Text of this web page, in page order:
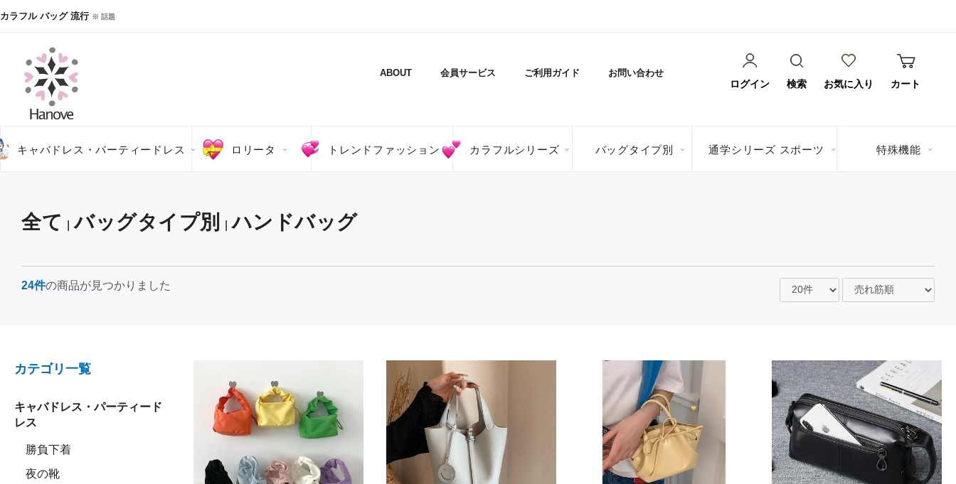
カラフル バッグ 流行 ※ 話題
ABOUT 会員サービス ご利用ガイド お問い合わせ
ログイン 検索 お気に入り カート
キャバドレス・パーティードレス ロリータ トレンドファッション カラフルシリーズ バッグタイプ別 通学シリーズ スポーツ 特殊機能
全て バッグタイプ別 ハンドバッグ
24件の商品が見つかりました
カテゴリ一覧
キャバドレス・パーティード
レス
勝負下着
夜の靴